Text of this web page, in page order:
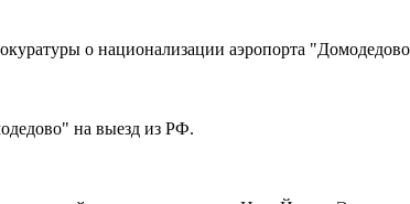
о национализации аэропорта
на выезд из РФ.